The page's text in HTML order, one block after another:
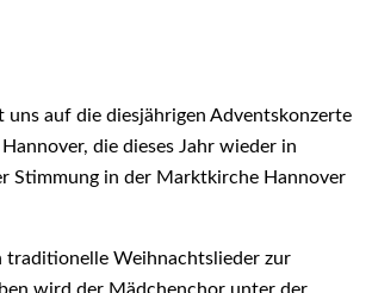
uns auf die diesjährigen Adventskonzerte
die dieses Jahr wieder in
Stimmung in der Marktkirche Hannover
traditionelle Weihnachtslieder zur